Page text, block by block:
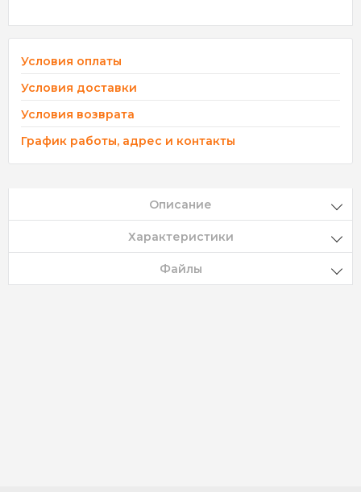
Условия оплаты
Условия доставки
Условия возврата
График работы, адрес и контакты
Описание
Характеристики
Файлы